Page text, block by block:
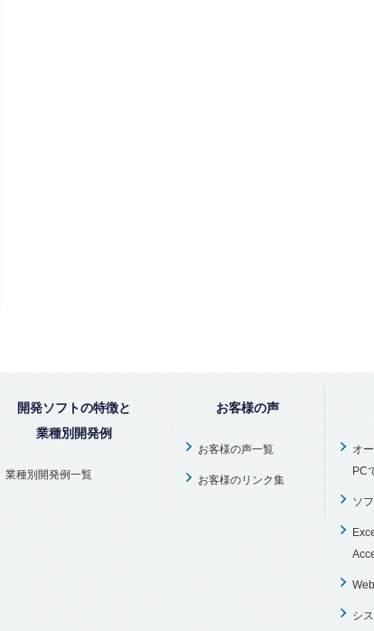
開発ソフトの特徴と
業種別開発例
業種別開発例一覧
お客様の声
お客様の声一覧
お客様のリンク集
オ
PC
ソ
シ